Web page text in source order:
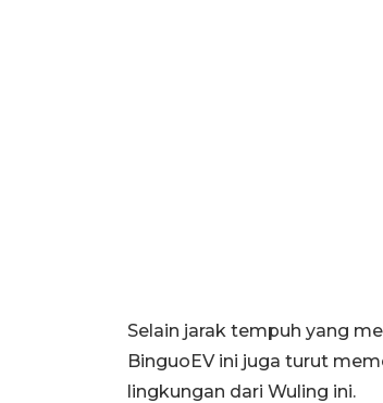
Selain jarak tempuh yang
BinguoEV ini juga turut
lingkungan dari Wuling ini.